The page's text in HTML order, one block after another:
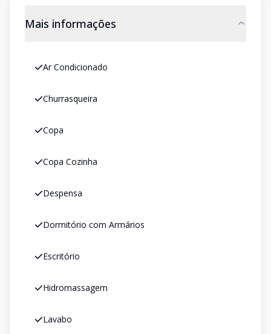
Mais informações
Ar Condicionado
Churrasqueira
Copa
Copa Cozinha
Despensa
Dormitório com Armários
Escritório
Hidromassagem
Lavabo